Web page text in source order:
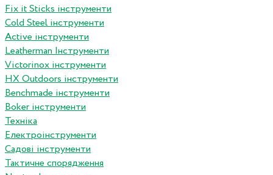
Fix it Sticks інструменти
Сold Steel інструменти
Active інструменти
Leatherman Інструменти
Victorinox інструменти
HX Outdoors інструменти
Benchmade інструменти
Boker інструменти
Техніка
Електроінструменти
Садові інструменти
Тактичне спорядження